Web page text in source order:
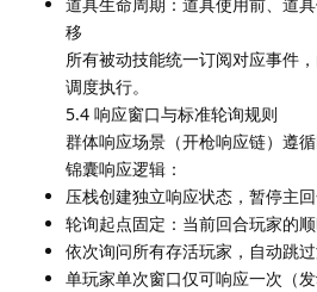
移
所有被动技能统一订阅对应事件
调度执行。
5.4 响应窗口与标准轮询规则
群体响应场景（开枪响应链）遵
锦囊响应逻辑：
压栈创建独立响应状态，暂停主回
轮询起点固定：当前回合玩家的顺
依次询问所有存活玩家，自动跳过
单玩家单次窗口仅可响应一次（